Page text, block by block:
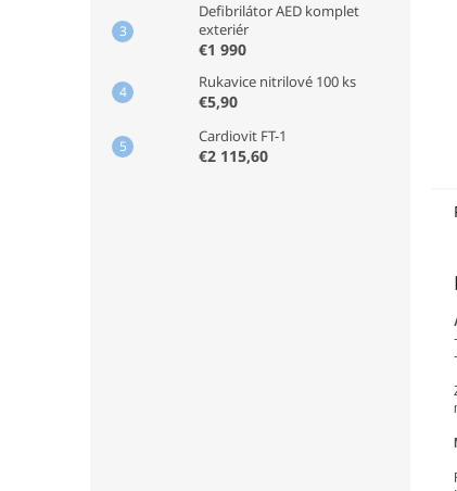
Defibrilátor AED komplet
exteriér
€1 990
Rukavice nitrilové 100 ks
€5,90
Cardiovit FT-1
€2 115,60